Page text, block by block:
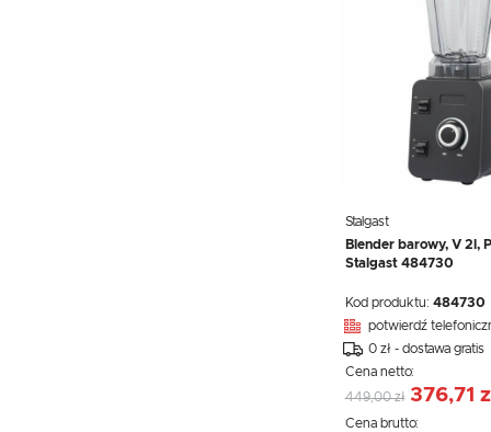
Stalgast
Blender barowy, V 2l, P
Stalgast 484730
Kod produktu: 484730
potwierdź
0 zł - dostawa gratis
Cena netto:
449,00 zł 376,71
Cena brutto: